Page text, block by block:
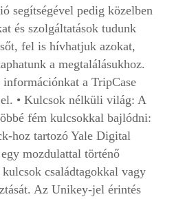
segítségével pedig közelben
és szolgáltatások tudunk
fel is hívhatjuk azokat,
a megtalálásukhoz.
a TripCase
• Kulcsok nélküli világ: A
fém kulcsokkal bajlódni:
hoz tartozó Yale Digital
mozdulattal történő
családtagokkal vagy
Az Unikey-jel érintés